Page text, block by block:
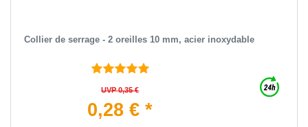
Collier de serrage - 2 oreilles 10 mm, acier inoxydable
UVP 0,35 €
0,28 € *